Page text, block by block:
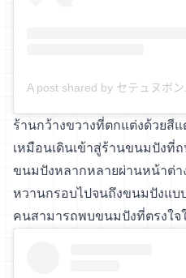
ร้านกว้างขวางที่ตกแต่งด้วยสี
เหมือนเดินเข้าสู่ร้านขนมปังที่
ขนมปังหลากหลายผ่านหน้าต่
หวานกรอบไปจนถึงขนมปังแ
คนสามารถพบขนมปังที่ตรงใจ